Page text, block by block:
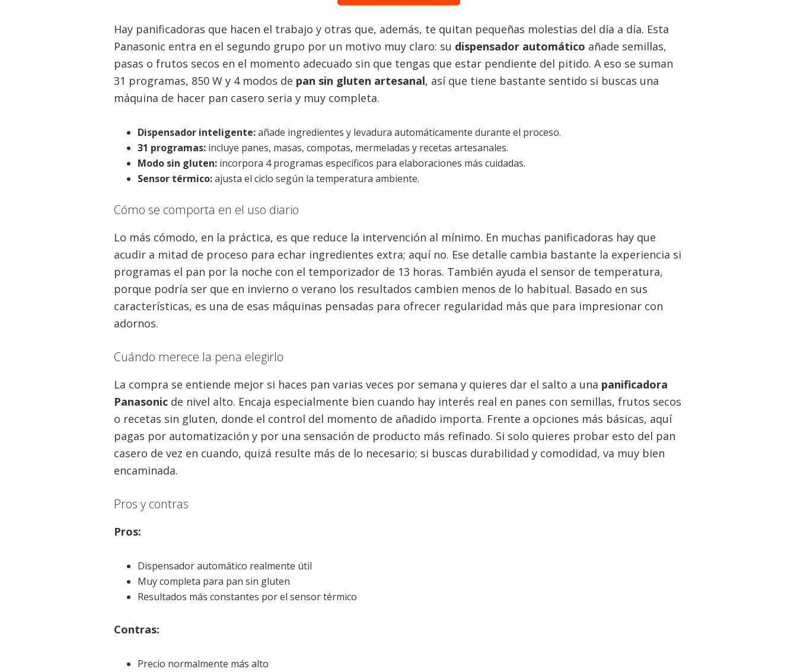
Hay panificadoras que hacen el trabajo y otras que, además, te quitan pequeñas molestias del día a día. Esta
Panasonic entra en el segundo grupo por un motivo muy claro: su dispensador automático añade semillas,
pasas o frutos secos en el momento adecuado sin que tengas que estar pendiente del pitido. A eso se suman
31 programas, 850 W y 4 modos de pan sin gluten artesanal, así que tiene bastante sentido si buscas una
máquina de hacer pan casero seria y muy completa.
Dispensador inteligente:añade ingredientes y levadura automáticamente durante el proceso.
31 programas: incluye panes, masas, compotas, mermeladas y recetas artesanales.
Modo sin gluten: incorpora 4 programas específicos para elaboraciones más cuidadas.
Sensor térmico:ajusta el ciclo según la temperatura ambiente.
Cómo se comporta en el uso diario
Lo más cómodo, en la práctica, es que reduce la intervención al mínimo. En muchas panificadoras hay que
acudir a mitad de proceso para echar ingredientes extra; aquí no. Ese detalle cambia bastante la experiencia si
programas el pan por la noche con el temporizador de 13 horas. También ayuda el sensor de temperatura,
porque podría ser que en invierno o verano los resultados cambien menos de lo habitual. Basado en sus
características, es una de esas máquinas pensadas para ofrecer regularidad más que para impresionar con
adornos.
Cuándo merece la pena elegirlo
La compra se entiende mejor si haces pan varias veces por semana y quieres dar el salto a una panificadora
Panasonic de nivel alto. Encaja especialmente bien cuando hay interés real en panes con semillas, frutos secos
o recetas sin gluten, donde el control del momento de añadido importa. Frente a opciones más básicas, aquí
pagas por automatización y por una sensación de producto más refinado. Si solo quieres probar esto del pan
casero de vez en cuando, quizá resulte más de lo necesario; si buscas durabilidad y comodidad, va muy bien
encaminada.
Pros y contras
Pros:
Dispensador automático realmente útil
Muy completa para pan sin gluten
Resultados más constantes por el sensor térmico
Contras:
Precio normalmente más alto